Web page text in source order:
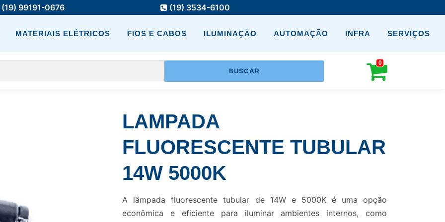
(19) 99191-0676 (19) 3534-6100
MATERIAIS ELÉTRICOS FIOS E CABOS ILUMINAÇÃO AUTOMAÇÃO INFRA SERVIÇOS
0
LAMPADA
FLUORESCENTE TUBULAR
14W 5000K
A lâmpada fluorescente tubular de 14W e 5000K é uma opção
econômica e eficiente para iluminar ambientes internos, como